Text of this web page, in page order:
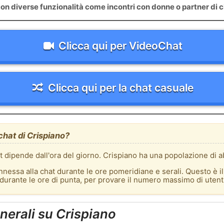
diverse funzionalità come incontri con donne o partner di
Clicca qui per VideoChat
Clicca qui per la chat casuale
di Crispiano?
dall'ora del giorno. Crispiano ha una popolazione di
alla chat durante le ore pomeridiane e serali. Questo è
le ore di punta, per provare il numero massimo di
su Crispiano